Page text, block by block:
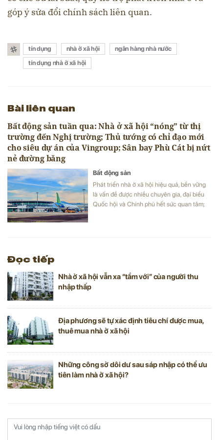
góp ý sửa đổi chính sách liên quan.
tín dụng nhà ở xã hội
ngân hàng nhà nước
tín dụng nhà ở xã hội
Bài liên quan
Bất động sản tuần qua: Nhà ở xã hội “nóng” từ thị
trường đến Nghị trường; Thủ tướng có chỉ đạo mới
cho siêu dự án của Vingroup; Sân bay Phù Cát bị nứt
nẻ đường băng
Bất động sản
Phát triển nhà ở xã hội hiệu quả, bền vững
là vấn đề được nhiều chuyên gia, đại biểu
Quốc hội và Chính phủ hết sức quan tâm;
Đọc tiếp
Nhà ở xã hội vẫn xa “tầm với” của người thu
nhập thấp
Địa phương sẽ tự xác định tiêu chí được mua,
thuê mua nhà ở xã hội
Những công sở dôi dư sau sáp nhập có thể ưu
tiên làm nhà ở xã hội?